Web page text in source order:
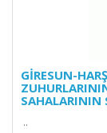
GİRESUN-
SAHALARININ
..